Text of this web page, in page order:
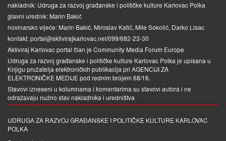
nakladnik: Udruga za razvoj građanske i političke kulture Karlovac Polka
glavni urednik: Marin Bakić
novinarsko vijeće: Marin Bakić, Miroslav Katić, Mile Sokolić, Darko Lisac
kontakt: portal@aktivirajkarlovac.net/099/682-23-30
Aktiviraj Karlovac portal član je Community Media Forum Europe
Udruga za razvoj građanske i političke kulture Karlovac Polka je upisana u
Knjigu pružatelja elektroničkih publikacija pri AGENCIJI ZA
ELEKTRONIČKE MEDIJEpod rednim brojem 68/16.
Stavovi izneseni u kolumnama i komentarima su stavovi autora i ne
odražavaju nužno stav nakladnika i uredništva
UDRUGA ZA RAZVOJ GRAĐANSKE I POLITIČKE KULTURE KARLOVAC
POLKA